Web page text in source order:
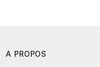
A PROPOS